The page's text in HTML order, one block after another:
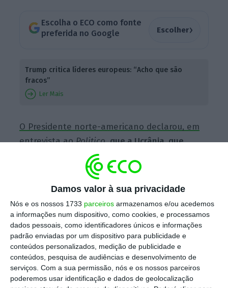
Damos valor à sua privacidade
Nós e os nossos 1733 parceiros armazenamos e/ou acedemos
a informações num dispositivo, como cookies, e processamos
dados pessoais, como identificadores únicos e informações
padrão enviadas por um dispositivo para publicidade e
conteúdos personalizados, medição de publicidade e
conteúdos, pesquisa de audiências e desenvolvimento de
serviços. Com a sua permissão, nós e os nossos parceiros
poderemos usar identificação e dados de geolocalização
Escolha o ECO como fonte
preferida no Google
Escolher›
Trump critica líderes europeus: “Acho que são
fracos”
Ler Mais
O Presidente norte-americano declarou, em
entrevista aoPolitico,que a Ucrânia, que
“perdeu muito território”, deveria realizar
, acusando Kiev de “usar a guerra”
para evitar fazê-lo.
“Estou a pedir agora, e afirmo-o
abertamente, que os Estados Unidos me
ajudem, possivelmente com os meus
homólogos europeus,a garantir a segurança
para a realização das eleições”, apontou